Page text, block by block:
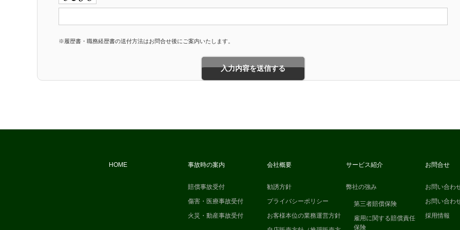
※履歴書・職務経歴書の送付方法はお問合せ後にご案内いたします。
HOME 事故時の案内
賠償事故受付
傷害・医療事故受付
火災・動産事故受付
会社概要
勧誘方針
プライバシーポリシー
お客様本位の業務運営方針
サービス紹介
弊社の強み
第三者賠償保険
雇用に関する賠償責任
保険
お問合せ
お問い合わ
お問い合わ
採用情報